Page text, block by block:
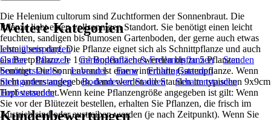
Die Helenium cultorum sind Zuchtformen der Sonnenbraut. Die
Pflanze liebt einen vollsonnigen Standort. Sie benötigt einen leicht
feuchten, sandigen bis humosen Gartenboden, der gerne auch etwas
lehmig sein darf. Die Pflanze eignet sich als Schnittpflanze und auch
als Beetpflanze. Je 1 m² Bodenfläche werden bis zu 5 Pflanzen
benötigt. Die Sonnenbraut ist eine winterharte Gartenpflanze. Wenn
nicht anders angegeben, dann werden die Stauden im typischen 9x9cm
Topf versendet.Wenn keine Pflanzengröße angegeben ist gilt: Wenn
Sie vor der Blütezeit bestellen, erhalten Sie Pflanzen, die frisch im
Austrieb sind oder austreiben werden (je nach Zeitpunkt). Wenn Sie
Weitere Kategorien
Liste überspringen
Garten
Pflanzen Gartenpflanzen & Freilandpflanzen
Stauden
Sommerstauden
Lavendel Farne
Frühlingsstauden
Steingartenstauden
Bodendecker Stauden
Schattenstauden
Herbststauden
Kundenbewertungen